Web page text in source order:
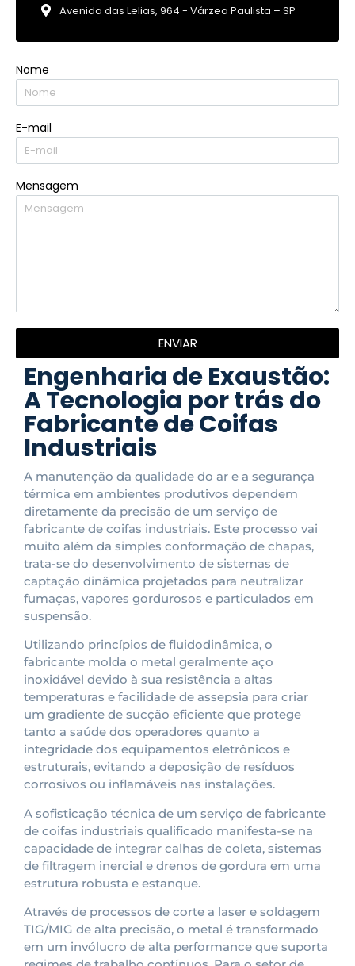
Avenida das Lelias, 964 - Várzea Paulista – SP
Nome
E-mail
Mensagem
ENVIAR
Engenharia de Exaustão:
A Tecnologia por trás do
Fabricante de Coifas
Industriais
A manutenção da qualidade do ar e a segurança
térmica em ambientes produtivos dependem
diretamente da precisão de um serviço de
fabricante de coifas industriais. Este processo vai
muito além da simples conformação de chapas,
trata-se do desenvolvimento de sistemas de
captação dinâmica projetados para neutralizar
fumaças, vapores gordurosos e particulados em
suspensão.
Utilizando princípios de fluidodinâmica, o
fabricante molda o metal geralmente aço
inoxidável devido à sua resistência a altas
temperaturas e facilidade de assepsia para criar
um gradiente de sucção eficiente que protege
tanto a saúde dos operadores quanto a
integridade dos equipamentos eletrônicos e
estruturais, evitando a deposição de resíduos
corrosivos ou inflamáveis nas instalações.
A sofisticação técnica de um serviço de fabricante
de coifas industriais qualificado manifesta-se na
capacidade de integrar calhas de coleta, sistemas
de filtragem inercial e drenos de gordura em uma
estrutura robusta e estanque.
Através de processos de corte a laser e soldagem
TIG/MIG de alta precisão, o metal é transformado
em um invólucro de alta performance que suporta